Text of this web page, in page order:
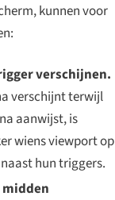
kunnen voor
verschijnen.
verschijnt terwijl
aanwijst, is
wiens viewport op
hun triggers.